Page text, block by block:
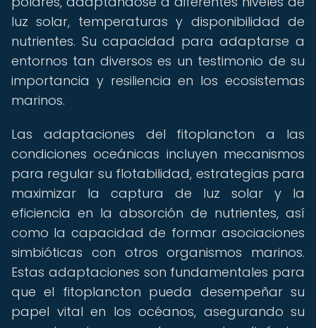
luz solar, temperaturas y disponibilidad de
nutrientes. Su capacidad para adaptarse a
entornos tan diversos es un testimonio de su
importancia y resiliencia en los ecosistemas
marinos.
Las adaptaciones del fitoplancton a las
condiciones oceánicas incluyen mecanismos
para regular su flotabilidad, estrategias para
maximizar la captura de luz solar y la
eficiencia en la absorción de nutrientes, así
como la capacidad de formar asociaciones
simbióticas con otros organismos marinos.
Estas adaptaciones son fundamentales para
que el fitoplancton pueda desempeñar su
papel vital en los océanos, asegurando su